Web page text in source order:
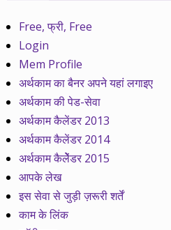
Free, फ्री, Free
Login
Mem Profile
अर्थकाम का बैनर अपने यहां लगाइए
अर्थकाम की पेड-सेवा
अर्थकाम कैलेंडर 2013
अर्थकाम कैलेंडर 2014
अर्थकाम कैलेेंडर 2015
आपके लेख
इस सेवा से जुड़ी ज़रूरी शर्तें
काम के लिंक